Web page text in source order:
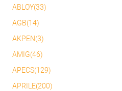
ABLOY(33)
AGB(14)
AKPEN(3)
AMIG(46)
APECS(129)
APRILE(200)